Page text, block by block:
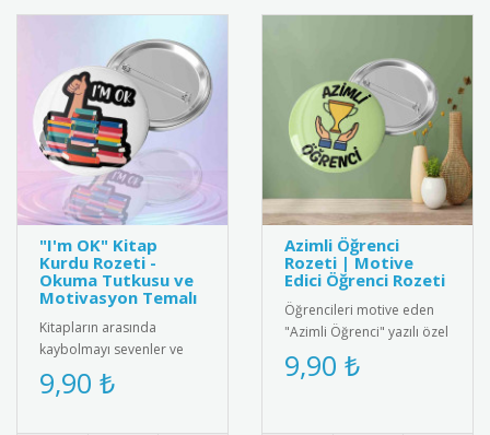
"I'm OK" Kitap
Kurdu Rozeti -
Okuma Tutkusu ve
Motivasyon Temalı
Kitapların arasında
kaybolmayı sevenler ve
ders yükünün altından
başarıyla kalkanlar için
9,90 ₺
Azimli Öğrenci
Rozeti | Motive
Edici Öğrenci Rozeti
Öğrencileri motive eden
"Azimli Öğrenci" yazılı özel
tasarım rozet. Kaliteli
metal malzemeden üretil..
9,90 ₺